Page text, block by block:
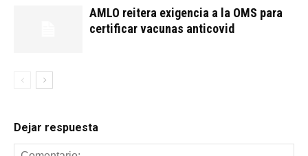
AMLO reitera exigencia a la OMS para
certificar vacunas anticovid
Dejar respuesta